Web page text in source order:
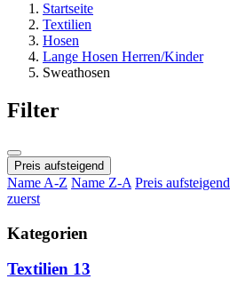
Startseite
Textilien
Hosen
Lange Hosen Herren/Kinder
Sweathosen
Filter
Preis aufsteigend
Name A-Z Name Z-A Preis aufsteigend
zuerst
Kategorien
Textilien 13